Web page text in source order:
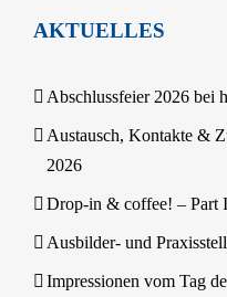
AKTUELLES
Abschlussfeier 2026 bei
Austausch, Kontakte &
2026
Drop-in & coffee! – Part
Ausbilder- und
Impressionen vom Tag